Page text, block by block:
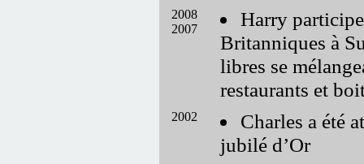
2008
2007
Harry
Britanniques à
libres se
restaurants et
2002
Charles a été
jubilé d’Or